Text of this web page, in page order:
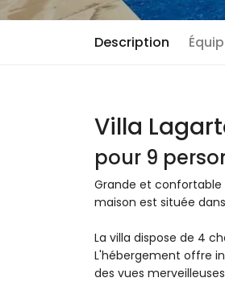
Description
Villa
pour 9
Grande et confortable
maison est située
La villa dispose de 4
L'hébergement offre
des vues